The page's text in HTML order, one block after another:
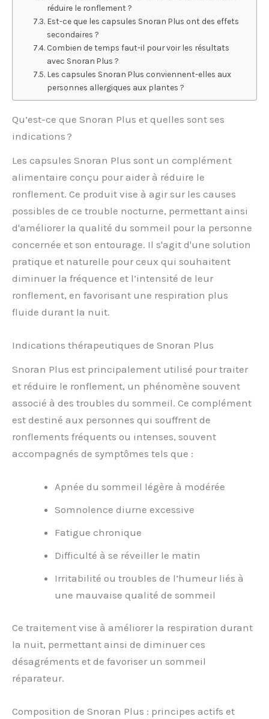
réduire le ronflement ?
Est-ce que les capsules Snoran Plus ont des effets
secondaires ?
Combien de temps faut-il pour voir les résultats
avec Snoran Plus ?
Les capsules Snoran Plus conviennent-elles aux
personnes allergiques aux plantes ?
Qu’est-ce que Snoran Plus et quelles sont ses
indications ?
Les capsules Snoran Plus sont un complément
alimentaire conçu pour aider à réduire le
ronflement. Ce produit vise à agir sur les causes
possibles de ce trouble nocturne, permettant ainsi
d'améliorer la qualité du sommeil pour la personne
concernée et son entourage. Il s'agit d'une solution
pratique et naturelle pour ceux qui souhaitent
diminuer la fréquence et l’intensité de leur
ronflement, en favorisant une respiration plus
fluide durant la nuit.
Indications thérapeutiques de Snoran Plus
Snoran Plus est principalement utilisé pour traiter
et réduire le ronflement, un phénomène souvent
associé à des troubles du sommeil. Ce complément
est destiné aux personnes qui souffrent de
ronflements fréquents ou intenses, souvent
accompagnés de symptômes tels que :
Apnée du sommeil légère à modérée
Somnolence diurne excessive
Fatigue chronique
Difficulté à se réveiller le matin
Irritabilité ou troubles de l’humeur liés à
une mauvaise qualité de sommeil
Ce traitement vise à améliorer la respiration durant
la nuit, permettant ainsi de diminuer ces
désagréments et de favoriser un sommeil
réparateur.
Composition de Snoran Plus : principes actifs et